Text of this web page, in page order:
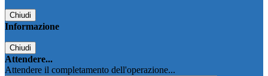
Chiudi
Informazione
Chiudi
Attendere...
Attendere il completamento dell'operazione...